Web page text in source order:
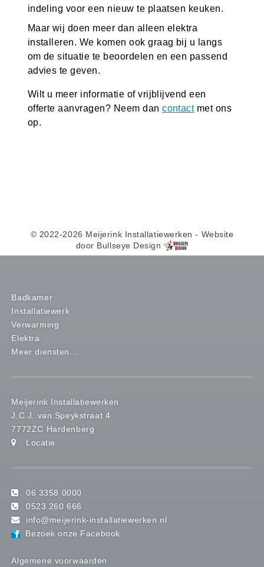
indeling voor een nieuw te plaatsen keuken.
Maar wij doen meer dan alleen elektra
installeren. We komen ook graag bij u langs
om de situatie te beoordelen en een passend
advies te geven.
Wilt u meer informatie of vrijblijvend een
offerte aanvragen? Neem dancontactmet ons
op.
© 2022-2026 Meijerink Installatiewerken- Website
door Bullseye Design
Badkamer
Installatiewerk
Verwarming
Elektra
Meer diensten...
Meijerink Installatiewerken
J.C.J. van Speykstraat 4
7772ZC Hardenberg
Locatie
06 3358 0000
0523 260 666
info@meijerink-installatiewerken.nl
Bezoek onze Facebook
Algemene voorwaarden